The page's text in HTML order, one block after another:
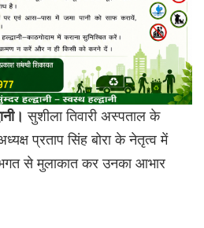
सुशीला तिवारी अस्पताल के
प्रताप सिंह बोरा के नेतृत्व में
से मुलाकात कर उनका आभार